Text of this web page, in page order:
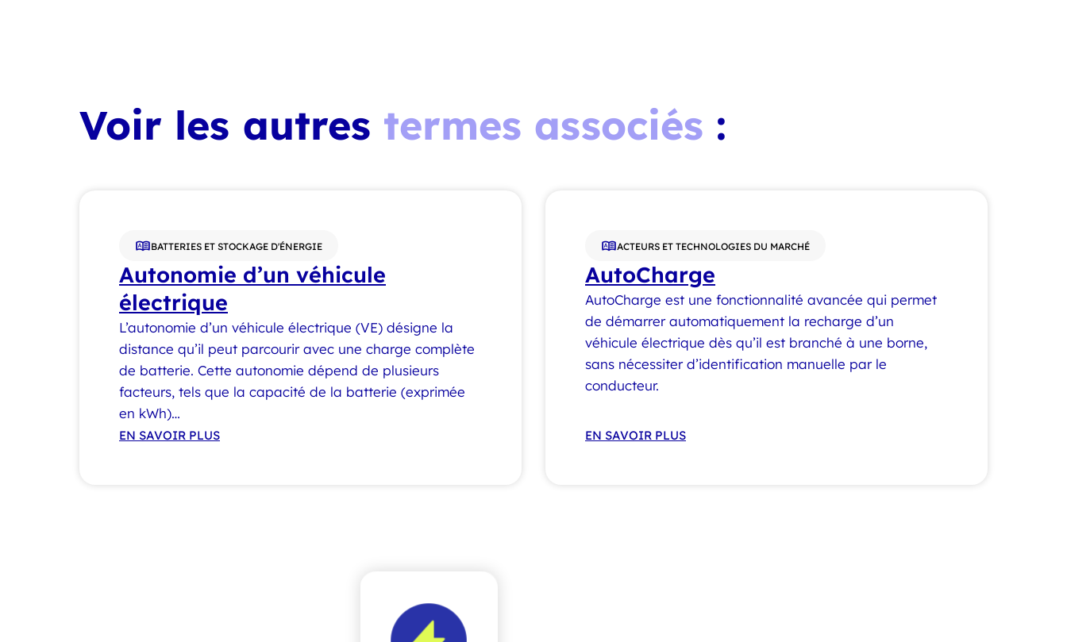
Voir les autres termes associés :
BATTERIES ET STOCKAGE D'ÉNERGIE
Autonomie d’un véhicule
électrique
L’autonomie d’un véhicule électrique (VE) désigne la
distance qu’il peut parcourir avec une charge complète
de batterie. Cette autonomie dépend de plusieurs
facteurs, tels que la capacité de la batterie (exprimée
en kWh)…
EN SAVOIR PLUS
ACTEURS ET TECHNOLOGIES DU MARCHÉ
AutoCharge
AutoCharge est une fonctionnalité avancée qui permet
de démarrer automatiquement la recharge d’un
véhicule électrique dès qu’il est branché à une borne,
sans nécessiter d’identification manuelle par le
conducteur.
EN SAVOIR PLUS